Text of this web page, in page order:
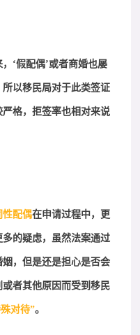
‘假配偶’或者商婚也屡
所以移民局对于此类签证
严格，拒签率也相对来说
性配偶在申请过程中，更
多的疑虑，虽然法案通过
姻，但是还是担心是否会
或者其他原因而受到移民
殊对待”。